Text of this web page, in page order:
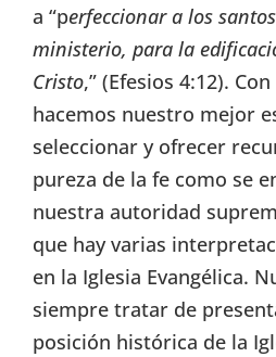
a “perfeccionar a los
ministerio, para la
Cristo,” (Efesios 4:12).
hacemos nuestro mejor
seleccionar y ofrecer
pureza de la fe como se
nuestra autoridad
que hay varias
en la Iglesia Evangélica.
siempre tratar de
posición histórica de la